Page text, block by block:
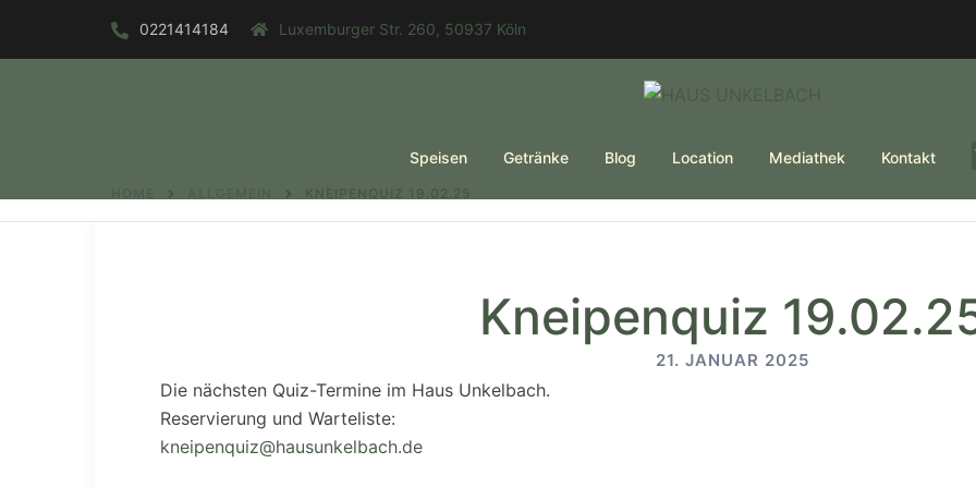
0221414184 Luxemburger Str. 260, 50937 Köln
Speisen Getränke Blog Location Mediathek Kontakt
Kneipenquiz
21. JANUAR 2025
Die nächsten Quiz-Termine im Haus Unkelbach.
Reservierung und Warteliste:
kneipenquiz@hausunkelbach.de